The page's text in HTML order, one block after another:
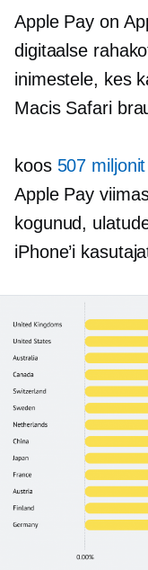
Apple Pay on
digitaalse
inimestele, kes
Macis Safari
koos 507 miljonit
Apple Pay
kogunud,
iPhone’i